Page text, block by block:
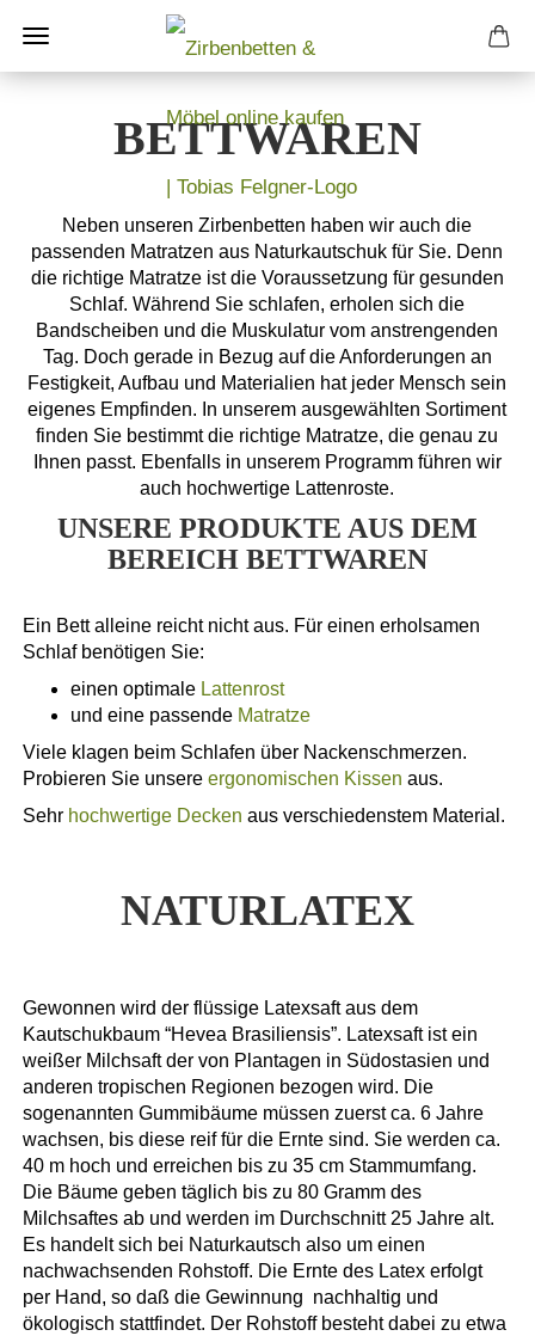
BETTWAREN
Neben unseren Zirbenbetten haben wir auch die
passenden Matratzen aus Naturkautschuk für Sie. Denn
die richtige Matratze ist die Voraussetzung für gesunden
Schlaf. Während Sie schlafen, erholen sich die
Bandscheiben und die Muskulatur vom anstrengenden
Tag. Doch gerade in Bezug auf die Anforderungen an
Festigkeit, Aufbau und Materialien hat jeder Mensch sein
eigenes Empfinden. In unserem ausgewählten Sortiment
finden Sie bestimmt die richtige Matratze, die genau zu
Ihnen passt. Ebenfalls in unserem Programm führen wir
auch hochwertige Lattenroste.
UNSERE PRODUKTE AUS DEM
BEREICH BETTWAREN
Ein Bett alleine reicht nicht aus. Für einen erholsamen
Schlaf benötigen Sie:
einen optimale Lattenrost
und eine passende Matratze
Viele klagen beim Schlafen über Nackenschmerzen.
Probieren Sie unsereergonomischen Kissen aus.
Sehr hochwertige Decken aus verschiedenstem Material.
NATURLATEX
Gewonnen wird der flüssige Latexsaft aus dem
Kautschukbaum “Hevea Brasiliensis”. Latexsaft ist ein
weißer Milchsaft der von Plantagen in Südostasien und
anderen tropischen Regionen bezogen wird. Die
sogenannten Gummibäume müssen zuerst ca. 6 Jahre
wachsen, bis diese reif für die Ernte sind. Sie werden ca.
40 m hoch und erreichen bis zu 35 cm Stammumfang.
Die Bäume geben täglich bis zu 80 Gramm des
Milchsaftes ab und werden im Durchschnitt 25 Jahre alt.
Es handelt sich bei Naturkautsch also um einen
nachwachsenden Rohstoff. Die Ernte des Latex erfolgt
per Hand, so daß die Gewinnung nachhaltig und
ökologisch stattfindet. Der Rohstoff besteht dabei zu etwa